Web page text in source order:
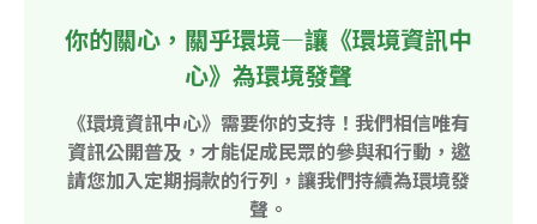
你的關心，關乎環境—讓《環境資訊中
心》為環境發聲
《環境資訊中心》需要你的支持！我們相信唯有
資訊公開普及，才能促成民眾的參與和行動，邀
請您加入定期捐款的行列，讓我們持續為環境發
聲。